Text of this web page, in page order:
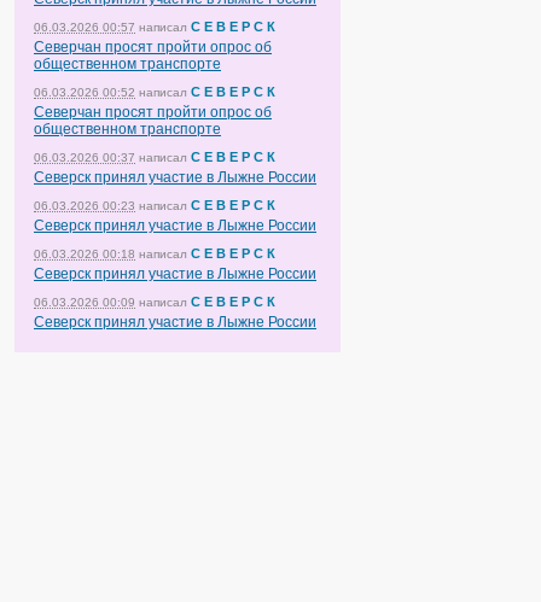
06.03.2026 00:57 написал С Е В Е Р С К
Северчан просят пройти опрос об
общественном транспорте
06.03.2026 00:52 написал С Е В Е Р С К
Северчан просят пройти опрос об
общественном транспорте
06.03.2026 00:37 написал С Е В Е Р С К
Северск принял участие в Лыжне России
06.03.2026 00:23 написал С Е В Е Р С К
Северск принял участие в Лыжне России
06.03.2026 00:18 написал С Е В Е Р С К
Северск принял участие в Лыжне России
06.03.2026 00:09 написал С Е В Е Р С К
Северск принял участие в Лыжне России